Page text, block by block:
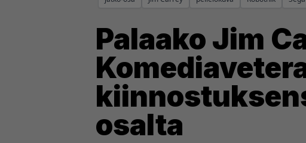
Palaako Jim
osalta